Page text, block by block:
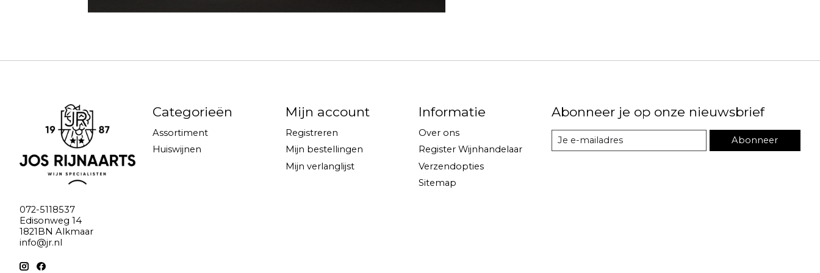
072-5118537
Edisonweg 14
1821BN Alkmaar
info@jr.nl
Categorieën
Assortiment
Huiswijnen
Mijn account
Registreren
Mijn bestellingen
Mijn verlanglijst
Informatie
Over ons
Register Wijnhandelaar
Verzendopties
Sitemap
Abonneer je op onze nieuwsbrief
Abonneer